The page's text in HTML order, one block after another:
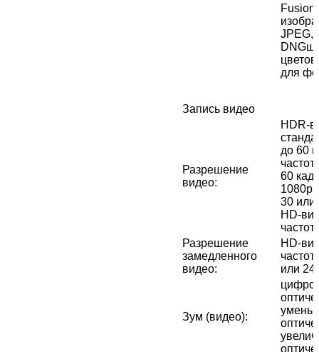
JPEG,
для
Запись видео
Разрешение
видео:
до 60
60
1080p
30 или
HD-
Разрешение
замедленного
видео:
HD-
или
Зум (видео):